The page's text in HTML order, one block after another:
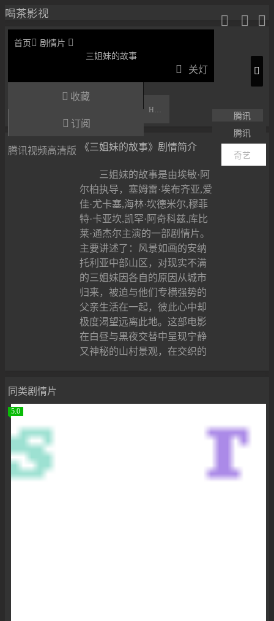



喝茶影视
首页  剧情片 
三姐妹的故事
 关灯
 收藏
 订阅
腾讯
腾讯
奇艺
腾讯视频高清版
HD中字
《三姐妹的故事》剧情简介
三姐妹的故事是由埃敏·阿
尔柏执导，塞姆雷·埃布齐亚,爱
佳·尤卡塞,海林·坎德米尔,穆菲
特·卡亚坎,凯罕·阿奇科兹,库比
莱·通杰尔主演的一部剧情片。
主要讲述了：风景如画的安纳
托利亚中部山区，对现实不满
的三姐妹因各自的原因从城市
归来，被迫与他们专横强势的
父亲生活在一起，彼此心中却
极度渴望远离此地。这部电影
在白昼与黑夜交替中呈现宁静
又神秘的山村景观，在交织的
同类剧情片
5.0